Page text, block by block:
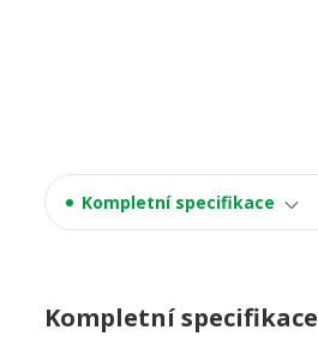
Kompletní specifikace
Kompletní specifikace